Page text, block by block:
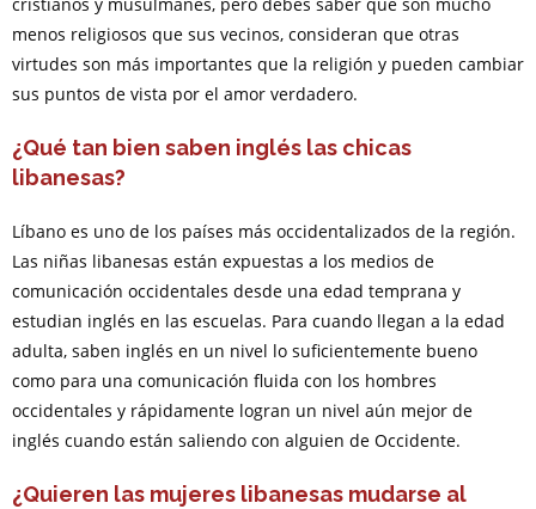
menos religiosos que sus vecinos, consideran que otras
virtudes son más importantes que la religión y pueden cambiar
sus puntos de vista por el amor verdadero.
¿Qué tan bien saben inglés las chicas
libanesas?
Líbano es uno de los países más occidentalizados de la región.
Las niñas libanesas están expuestas a los medios de
comunicación occidentales desde una edad temprana y
estudian inglés en las escuelas. Para cuando llegan a la edad
adulta, saben inglés en un nivel lo suficientemente bueno
como para una comunicación fluida con los hombres
occidentales y rápidamente logran un nivel aún mejor de
inglés cuando están saliendo con alguien de Occidente.
¿Quieren las mujeres libanesas mudarse al